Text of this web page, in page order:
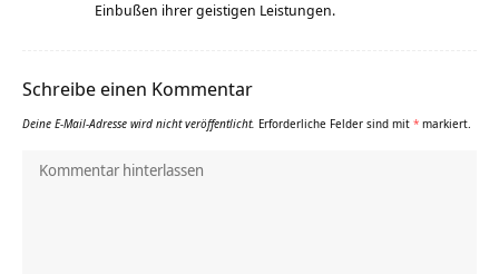
Einbußen ihrer geistigen Leistungen.
Schreibe einen Kommentar
Deine E-Mail-Adresse wird nicht veröffentlicht. Erforderliche Felder sind mit * markiert.